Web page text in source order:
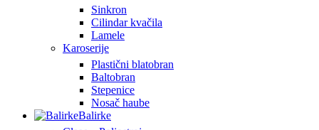
Sinkron
Cilindar kvačila
Lamele
Karoserije
Plastični blatobran
Baltobran
Stepenice
Nosač haube
Balirke